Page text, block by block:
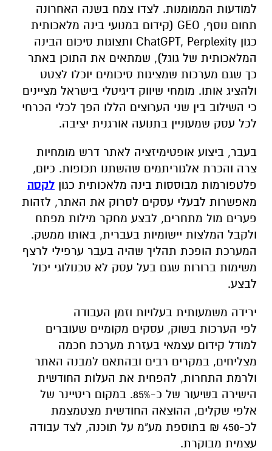
למודעות הממומנות. לצדו צמח בשנה האחרונה
תחום נוסף, GEO (קידום במנועי בינה מלאכותית
כגון ChatGPT, Perplexity ותצוגות סיכום הבינה
המלאכותית של גוגל), שמתאים את התוכן באתר
כך שגם מערכות שמציגות סיכומים יוכלו לצטט
ולהציג אותו. מומחי שיווק דיגיטלי בישראל מציינים
כי השילוב בין שני הערוצים הללו הפך לכלי הכרחי
לכל עסק שמעוניין בתנועה אורגנית יציבה.
בעבר, ביצוע אופטימיזציה לאתר דרש מומחיות
צרה והכרת אלגוריתמים שהשתנו תכופות. כיום,
פלטפורמות מבוססות בינה מלאכותית כגון לקסה
מאפשרות לבעלי עסקים לסרוק את האתר, לזהות
פערים מול מתחרים, לבצע מחקר מילות מפתח
ולקבל המלצות יישומיות בעברית, באותו ממשק.
המערכת הופכת תהליך שהיה בעבר ערפילי לרצף
משימות ברורות שגם בעל עסק לא טכנולוגי יכול
לבצע.
ירידה משמעותית בעלויות וזמן העבודה
לפי הערכות בשוק, עסקים מקומיים שעוברים
למודל קידום עצמאי בעזרת מערכת חכמה
מצליחים, במקרים רבים ובהתאם למבנה האתר
ולרמת התחרות, להפחית את העלות החודשית
הישירה בשיעור של כ-85%. במקום ריטיינר של
אלפי שקלים, ההוצאה החודשית מצטמצמת
לכ-450 ₪ בתוספת מע"מ על תוכנה, לצד עבודה
עצמית מבוקרת.